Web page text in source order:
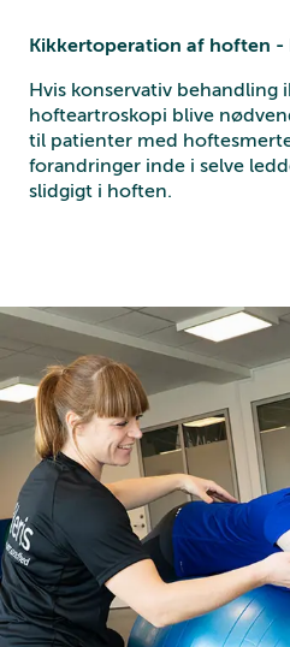
Kikkertoperation af hoften
Hvis konservativ behandling
hofteartroskopi blive
til patienter med
forandringer inde i selve
slidgigt i hoften.